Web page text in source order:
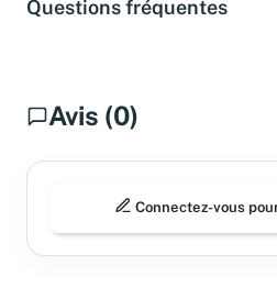
Questions fréquentes
Avis (0)
Connectez-vous